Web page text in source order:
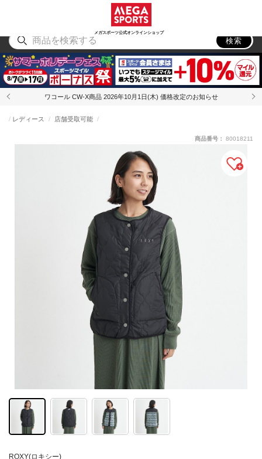
メガスポーツ公式オンラインショップ
アウトドア
検索
ワコール CW-X商品 2026年10月1日(木) 価格改定のお知らせ
ROXY(ロキシー)
レディース 店舗受取可能
商品番号： 80018211